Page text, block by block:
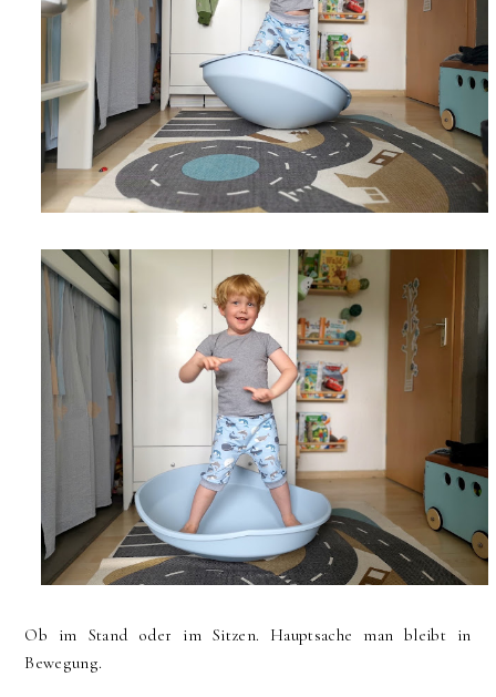
Ob im Stand oder im Sitzen. Hauptsache man bleibt in
Bewegung.